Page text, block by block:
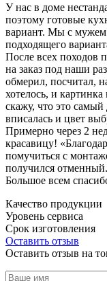
У нас в доме
поэтому готовые
вариант. Мы с
подходящего
После всех походов
на заказ под наши
обмерил, посчитал,
хотелось, и
скажу, что это
вписалась и цвет
Примерно через 2
красавицу!
помучиться с
получился отменный.
Большое всем
Качество продукции
Уровень сервиса
Срок изготовления
Оставить отзыв
Оставить отзыв на